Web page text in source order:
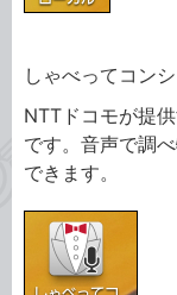
しゃべってコン
NTTドコモが提
です。音声で調
できます。